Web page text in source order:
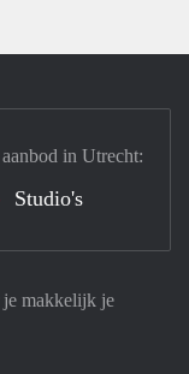
je makkelijk je
in Utrecht:
Studio's